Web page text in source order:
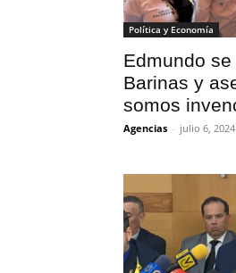
Política y Economía
Edmundo
Barinas y
somos
Agencias - julio 6,